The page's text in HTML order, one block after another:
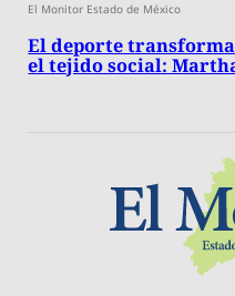
El Monitor Estado de México
El deporte
el tejido social: